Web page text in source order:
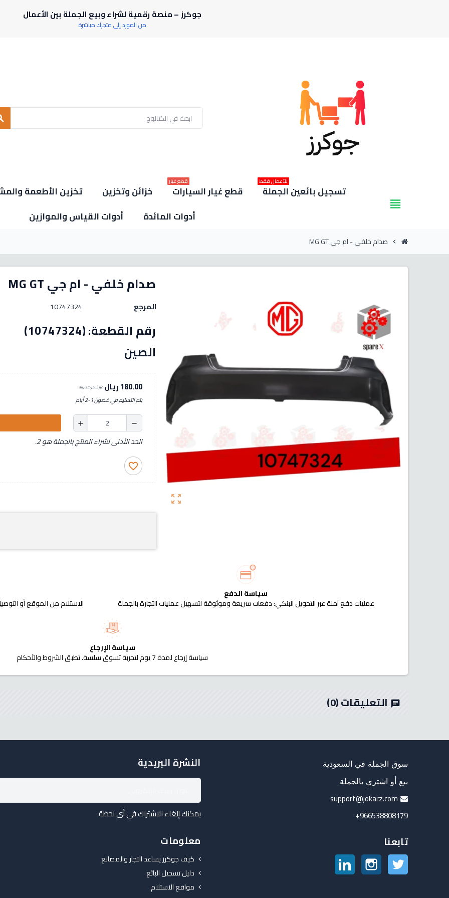
جوكرز – منصة رقمية لشراء وبيع الجملة بين الأعمال
من المورد إلى متجرك مباشرة
view_headline
تسجيل بائعين الجملة
للأعمال فقط
قطع غيار السيارات
قطع غيار
خزائن وتخزين تخزين الأطعمة
أدوات المائدة
أدوات القياس والموازين
chevron_right صدام خلفي - ام جي MG GT
zoom_out_map
صدام خلفي - ام جي MG GT
المرجع 10747324
رقم
الصين
180.00 ريال غير شامل للضريبة
يتم التسليم في غضون 1-2 أيام
remove
add
الحد الأدنى لشراء المنتج بالجملة هو 2.
favorite_border
سياسة الدفع
عمليات دفع آمنة عبر التحويل البنكي: دفعات سريعة وموثوقة لتسهيل عمليات التجارة بالجملة الاستلام من الموقع أو
سياسة الإرجاع
سياسة إرجاع لمدة 7 يوم لتجربة تسوق سلسة. تطبق الشروط والأحكام
chat التعليقات(0)
سوق الجملة في السعودية
بيع أو اشتري بالجملة
support@jokarz.com
966538808179+
تابعنا
تويتر انستغرام
النشرة البريدية
يمكنك إلغاء الاشتراك في أي لحظة
معلومات
كيف جوكرز يساعد التجار والمصانع
دليل تسجيل البائع
مواقع الاستلام